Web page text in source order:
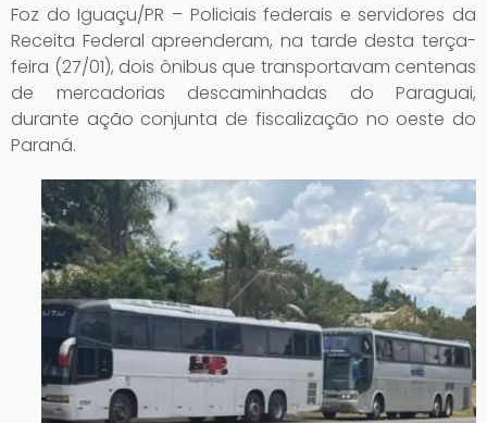
Foz do Iguaçu/PR – Policiais federais e servidores da
Receita Federal apreenderam, na tarde desta terça-
feira (27/01), dois ônibus que transportavam centenas
de mercadorias descaminhadas do Paraguai,
durante ação conjunta de fiscalização no oeste do
Paraná.